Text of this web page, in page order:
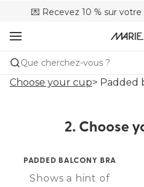
💌 Recevez 10 % sur
🚚 Livraison📦 Retours
Que cherchez-vous ?
Choose your cup> Padded
2. Choose
PADDED BALCONY BRA
Shows a hint of